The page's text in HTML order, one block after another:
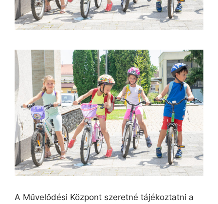
A Művelődési Központ szeretné tájékoztatni a